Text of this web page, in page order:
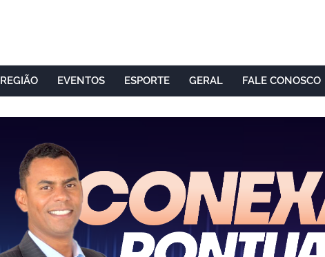
REGIÃO EVENTOS ESPORTE GERAL FALE CONOSCO